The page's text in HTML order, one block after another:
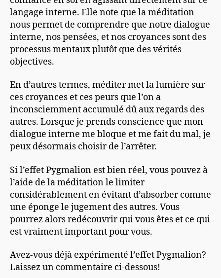
langage interne. Elle note que la méditation
nous permet de comprendre que notre dialogue
interne, nos pensées, et nos croyances sont des
processus mentaux plutôt que des vérités
objectives.
En d’autres termes, méditer met la lumière sur
ces croyances et ces peurs que l’on a
inconsciemment accumulé dû aux regards des
autres. Lorsque je prends conscience que mon
dialogue interne me bloque et me fait du mal, je
peux désormais choisir de l’arrêter.
Si l’effet Pygmalion est bien réel, vous pouvez à
l’aide de la méditation le limiter
considérablement en évitant d’absorber comme
une éponge le jugement des autres. Vous
pourrez alors redécouvrir qui vous êtes et ce qui
est vraiment important pour vous.
Avez-vous déjà expérimenté l’effet Pygmalion?
Laissez un commentaire ci-dessous!